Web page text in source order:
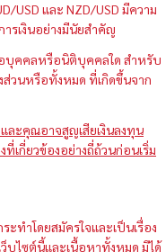
USD และ NZD/USD มีความ
รเงินอย่างมีนัยสำคัญ
อบุคคลหรือนิติบุคคลใด สำหรับ
ส่วนหรือทั้งหมด ที่เกิดขึ้นจาก
และคุณอาจสูญเสียเงินลงทุน
เกี่ยวข้องอย่างถี่ถ้วนก่อนเริ่ม
ทำโดยสมัครใจและเป็นเรื่อง
บไซต์นี้และเนื้อหาทั้งหมด มิได้